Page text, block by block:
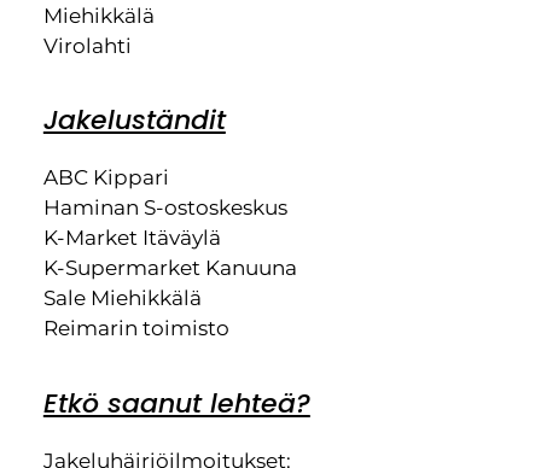
Miehikkälä
Virolahti
Jakeluständit
ABC Kippari
Haminan S-ostoskeskus
K-Market Itäväylä
K-Supermarket Kanuuna
Sale Miehikkälä
Reimarin toimisto
Etkö saanut lehteä?
Jakeluhäiriöilmoitukset: